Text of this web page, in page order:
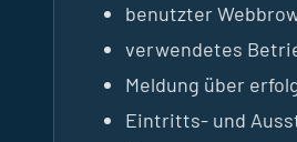
benutzter
verwendetes
Meldung über
Eintritts- und